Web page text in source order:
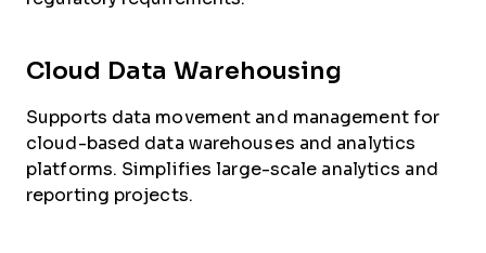
Cloud Data Warehousing
Supports data movement and management for
cloud-based data warehouses and analytics
platforms. Simplifies large-scale analytics and
reporting projects.